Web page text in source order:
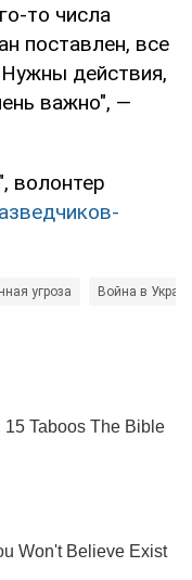
то числа
поставлен, все
действия,
важно", —
волонтер
угроза Война в